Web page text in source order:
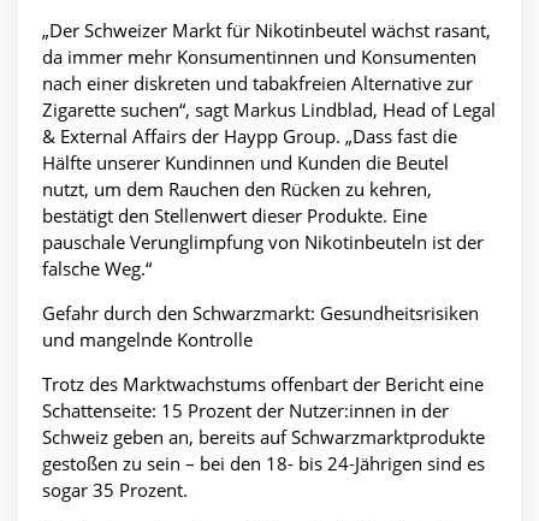
„Der Schweizer Markt für Nikotinbeutel wächst rasant,
da immer mehr Konsumentinnen und Konsumenten
nach einer diskreten und tabakfreien Alternative zur
Zigarette suchen“, sagt Markus Lindblad, Head of Legal
& External Affairs der Haypp Group. „Dass fast die
Hälfte unserer Kundinnen und Kunden die Beutel
nutzt, um dem Rauchen den Rücken zu kehren,
bestätigt den Stellenwert dieser Produkte. Eine
pauschale Verunglimpfung von Nikotinbeuteln ist der
falsche Weg.“
Gefahr durch den Schwarzmarkt: Gesundheitsrisiken
und mangelnde Kontrolle
Trotz des Marktwachstums offenbart der Bericht eine
Schattenseite: 15 Prozent der Nutzer:innen in der
Schweiz geben an, bereits auf Schwarzmarktprodukte
gestoßen zu sein – bei den 18- bis 24-Jährigen sind es
sogar 35 Prozent.